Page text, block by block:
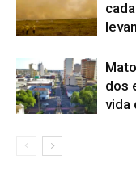
dos
vida